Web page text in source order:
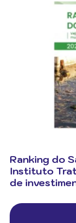
Ranking do
Instituto
de